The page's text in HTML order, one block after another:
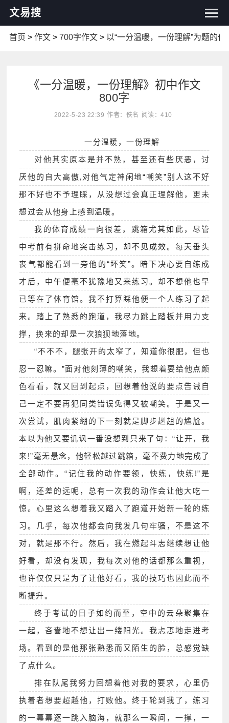
文易搜
首页 > 作文> 700字作文> 以“一分温暖，一份理解”为题的作
《一分温暖，一份理解》初中作文
800字
2022-5-23 22:39 作者：佚名 阅读：410
一分温暖，一份理解
对他其实原本是并不熟，甚至还有些厌恶，讨
厌他的自大高傲,对他气定神闲地“嘲笑”别人这不好
那不好也不予理睬，从没想过会真正理解他，更未
想过会从他身上感到温暖。
我的体育成绩一向很差，跳箱尤其如此，尽管
中考前有拼命地突击练习，却不见成效。每天垂头
丧气都能看到一旁他的“坏笑”。暗下决心要自练成
才后，中午便毫不犹豫地又来练习。却不想他也早
已等在了体育馆。我不打算睬他便一个人练习了起
来。踏上了熟悉的跑道，我尽力跳上踏板并用力支
撑，换来的却是一次狼狈地落地。
“不不不，腿张开的太窄了，知道你很肥，但也
忍一忍嘛。”面对他刻薄的嘲笑，我想着要给他点颜
色看看，就又回到起点，回想着他说的要点告诫自
己一定不要再犯同类错误免得又被嘲笑。于是又一
次尝试，肌肉紧绷的下一刻就是脚步趔趄的尴尬。
本以为他又要讥讽一番没想到只来了句：“让开，我
来!”毫无悬念，他轻松越过跳箱，毫不费力地完成了
全部动作。“记住我的动作要领，快练，快练!”是
啊，还差的远呢，总有一次我的动作会让他大吃一
惊。心里这么想着我又踏入了跑道开始新一轮的练
习。几乎，每次他都会向我发几句牢骚，不是这不
对，就是那不行。然后，我在燃起斗志继续想让他
好看，却没有发现，我每次对他的话都那么重视，
也许仅仅只是为了让他好看，我的技巧也因此而不
断提升。
终于考试的日子如约而至，空中的云朵聚集在
一起，吝啬地不想让出一缕阳光。我忐忑地走进考
场。看到的是他那张熟悉而又陌生的脸，总感觉缺
了点什么。
排在队尾我努力回想着他对我的要求，心里仍
执着者想要超越他，打败他。终于轮到我了，练习
的一幕幕逐一跳入脑海，就那么一瞬间，一撑，一